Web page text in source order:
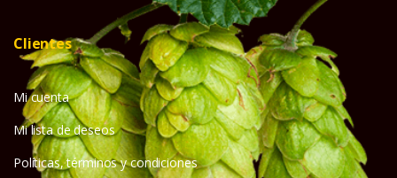
Clientes
Mi cuenta
Mi lista de deseos
Políticas, términos y condiciones